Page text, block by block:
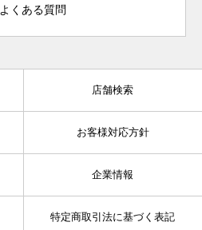
よくある質問
店舗検索
お客様対応方針
企業情報
特定商取引法に基づく表記